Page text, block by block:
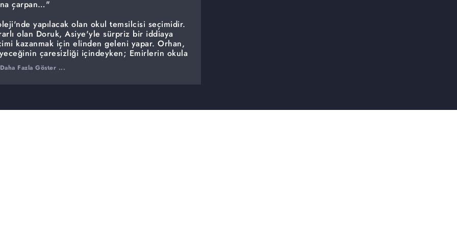
çarpan…"
yapılacak olan okul temsilcisi seçimidir.
olan Doruk, Asiye'yle sürpriz bir iddiaya
kazanmak için elinden geleni yapar. Orhan,
çaresizliği içindeyken; Emirlerin okula
atar. Şengül'ün geçmişte yaşanan birtakım
herkes için büyük bir şok olur.
Daha Fazla Göster ...